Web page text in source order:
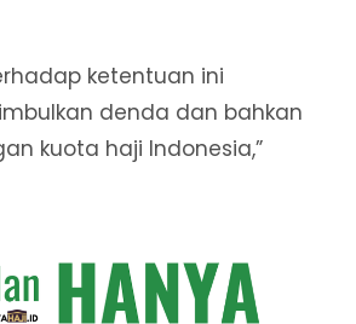
ketentuan ini
denda dan bahkan
kuota haji Indonesia,”